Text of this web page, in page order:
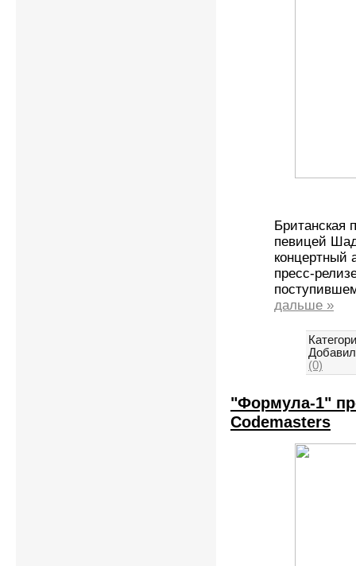
Британская
певицей
концертный
пресс-
дальше »
(0)
"Формула-1"
Codemasters